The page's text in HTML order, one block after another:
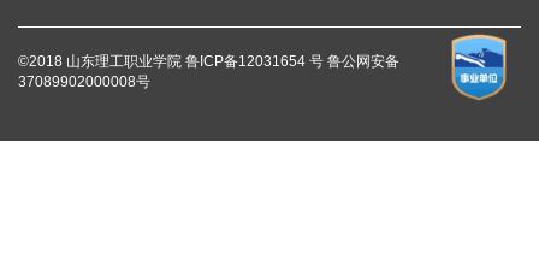
©2018 山东理工职业学院 鲁ICP备12031654 号 鲁公网安备
37089902000008号